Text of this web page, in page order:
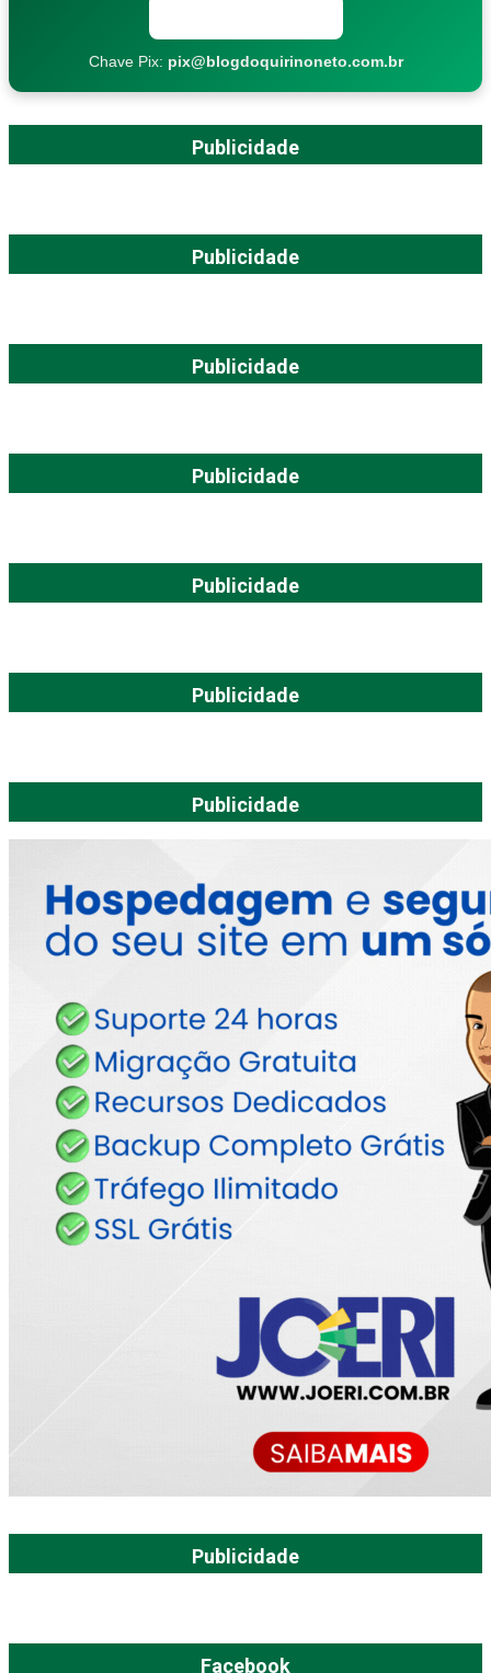
Chave Pix: pix@blogdoquirinoneto.com.br
Publicidade
Publicidade
Publicidade
Publicidade
Publicidade
Publicidade
Publicidade
Publicidade
Facebook